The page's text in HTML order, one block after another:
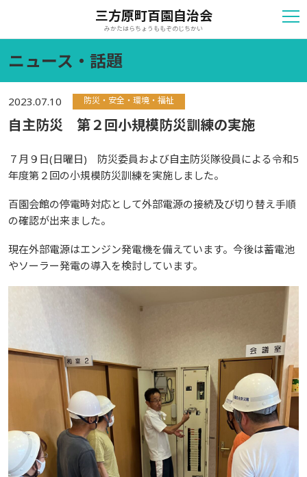
三方原町百園自治会
みかたはらちょうももぞのじちかい
ニュース・話題
2023.07.10 防災・安全・環境・福祉
自主防災 第２回小規模防災訓練の実施
７月９日(日曜日) 防災委員および自主防災隊役員による令和5
年度第２回の小規模防災訓練を実施しました。
百園会館の停電時対応として外部電源の接続及び切り替え手順
の確認が出来ました。
現在外部電源はエンジン発電機を備えています。今後は蓄電池
やソーラー発電の導入を検討しています。